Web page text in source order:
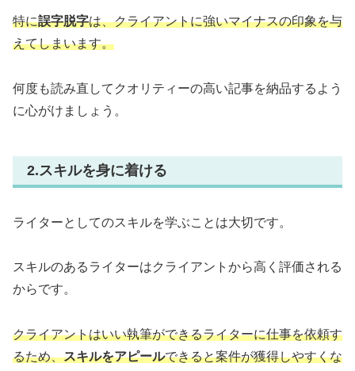
特に誤字脱字は、クライアントに強いマイナスの印象を与
えてしまいます。
何度も読み直してクオリティーの高い記事を納品するよう
に心がけましょう。
2.スキルを身に着ける
ライターとしてのスキルを学ぶことは大切です。
スキルのあるライターはクライアントから高く評価される
からです。
クライアントはいい執筆ができるライターに仕事を依頼す
るため、スキルをアピールできると案件が獲得しやすくな